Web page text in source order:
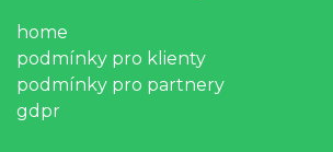
home
podmínky pro klienty
podmínky pro partnery
gdpr